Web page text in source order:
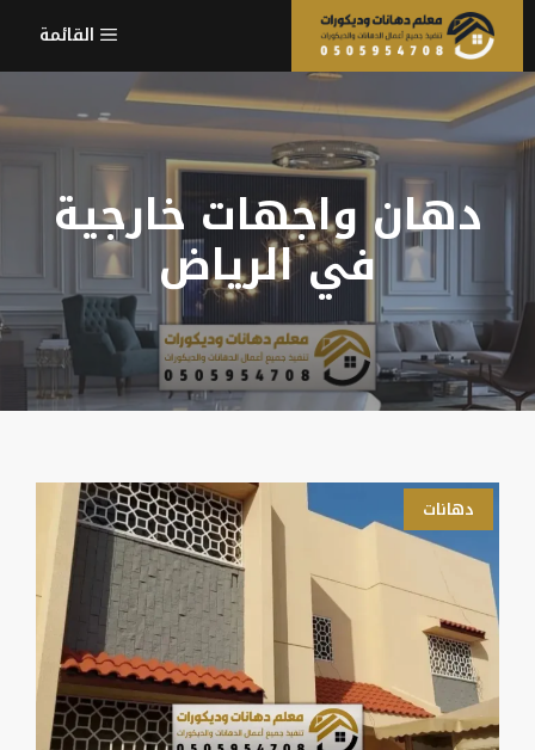
المحتوى
القائمة
دهان واجهات خارجية
في الرياض
دهانات